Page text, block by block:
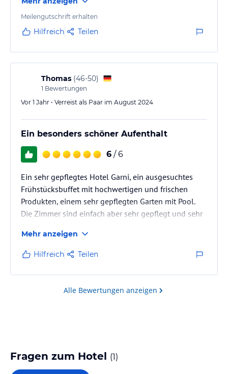
Meilengutschrift erhalten
Hilfreich Teilen
Thomas (46-50)
1 Bewertungen
Vor 1 Jahr • Verreist als Paar im August 2024
Ein besonders schöner Aufenthalt
6 / 6
Ein sehr gepflegtes Hotel Garni, ein ausgesuchtes
Frühstücksbuffet mit hochwertigen und frischen
Produkten, einem sehr gepflegten Garten mit Pool.
Die Zimmer sind einfach aber sehr gepflegt und sehr
Wir planen schon unseren nächsten Aufenthalt in
dem Haus.
Mehr anzeigen
Hilfreich Teilen
Alle Bewertungen anzeigen
Fragen zum Hotel (1)